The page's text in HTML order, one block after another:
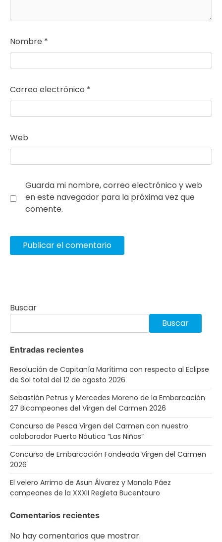
Nombre *
Correo electrónico *
Web
Guarda mi nombre, correo electrónico y web
en este navegador para la próxima vez que
comente.
Buscar
Buscar
Entradas recientes
Resolución de Capitanía Marítima con respecto al Eclipse
de Sol total del 12 de agosto 2026
Sebastián Petrus y Mercedes Moreno de la Embarcación
27 Bicampeones del Virgen del Carmen 2026
Concurso de Pesca Virgen del Carmen con nuestro
colaborador Puerto Náutica “Las Niñas”
Concurso de Embarcación Fondeada Virgen del Carmen
2026
El velero Arrimo de Asun Álvarez y Manolo Páez
campeones de la XXXII Regleta Bucentauro
Comentarios recientes
No hay comentarios que mostrar.